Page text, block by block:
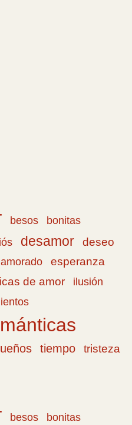
besos
bonitas
desamor deseo
esperanza
de amor
ilusión
tiempo
tristeza
besos
bonitas